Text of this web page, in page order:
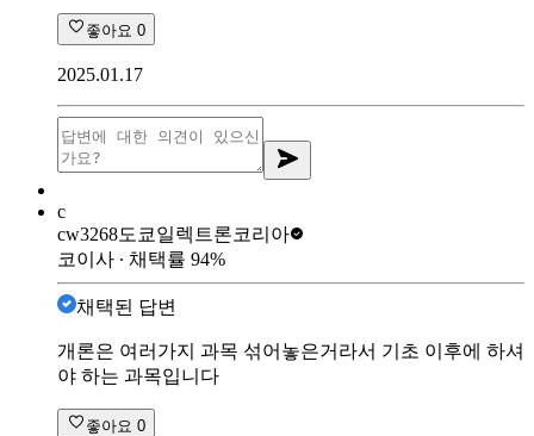
좋아요 0
2025.01.17
c
cw3268도쿄일렉트론코리아
코이사 ∙ 채택률 94%
채택된 답변
개론은 여러가지 과목 섞어놓은거라서 기초 이후에 하셔
야 하는 과목입니다
좋아요 0